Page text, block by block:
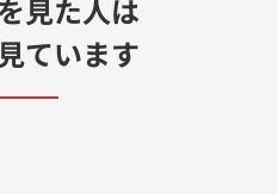
見た人は
ています